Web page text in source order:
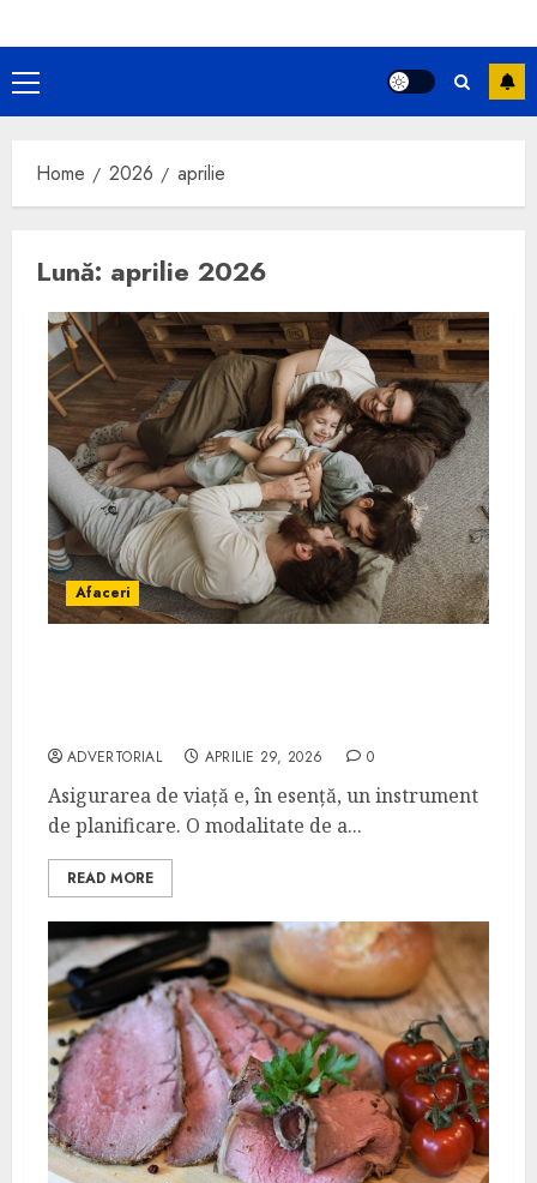
Primary
Menu
Home 2026 aprilie
Lună: aprilie 2026
Afaceri
ADVERTORIAL APRILIE 29, 2026 0
Asigurarea de viață e, în esență, un instrument
de planificare. O modalitate de a...
READ MORE